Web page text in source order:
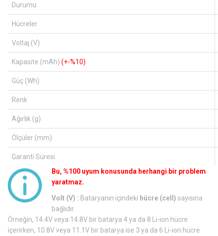
Durumu
Hücreler
Voltaj (V)
Kapasite (mAh) (+-%10)
Güç (Wh)
Renk
Ağırlık (g)
Ölçüler (mm)
Garanti Süresi
Bu, %100 uyum konusunda herhangi bir problem
yaratmaz.
Volt (V) : Bataryanın içindeki hücre (cell) sayısına
bağlıdır.
Örneğin, 14.4V veya 14.8V bir batarya 4 ya da 8 Li-ion hücre
içerirken, 10.8V veya 11.1V bir batarya ise 3 ya da 6 Li-ion hücre